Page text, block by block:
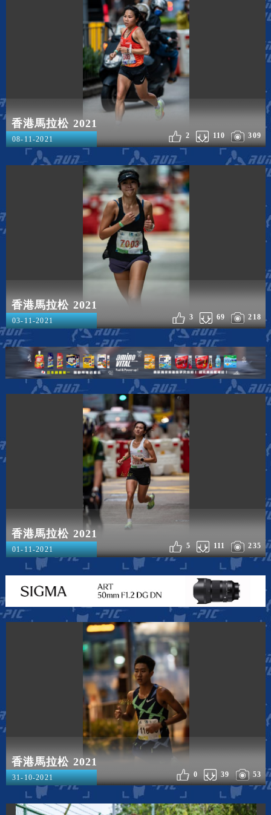
香港馬拉松 2021
309
110
2
08-11-2021
香港馬拉松 2021
218
69
3
03-11-2021
香港馬拉松 2021
235
111
5
01-11-2021
香港馬拉松 2021
53
39
0
31-10-2021